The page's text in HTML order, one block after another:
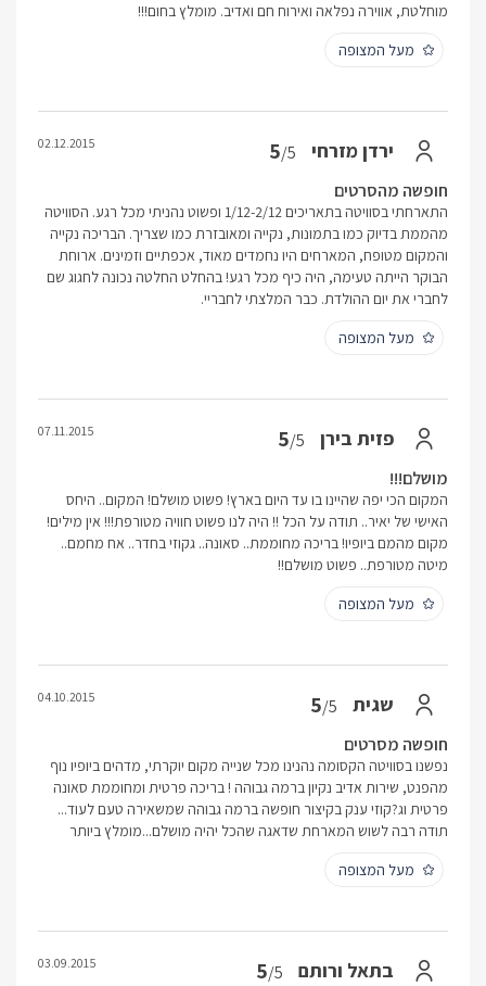
מוחלטת, אווירה נפלאה ואירוח חם ואדיב. מומלץ בחום!!!
מעל המצופה
ירדן מזרחי 5/5
02.12.2015
חופשה מהסרטים
התארחתי בסוויטה בתאריכים 1/12-2/12 ופשוט נהניתי מכל רגע. הסוויטה
מהממת בדיוק כמו בתמונות, נקייה ומאובזרת כמו שצריך. הבריכה נקייה
והמקום מטופח, המארחים היו נחמדים מאוד, אכפתיים וזמינים. ארוחת
הבוקר הייתה טעימה, היה כיף מכל רגע! בהחלט החלטה נכונה לחגוג שם
לחברי את יום ההולדת. כבר המלצתי לחבריי.
מעל המצופה
פזית בירן 5/5
07.11.2015
מושלם!!!
המקום הכי יפה שהיינו בו עד היום בארץ! פשוט מושלם! המקום.. היחס
האישי של יאיר.. תודה על הכל !! היה לנו פשוט חוויה מטורפת!!! אין מילים!
מקום מהמם ביופיו! בריכה מחוממת.. סאונה.. גקוזי בחדר.. אח מחמם..
מיטה מטורפת.. פשוט מושלם!!
מעל המצופה
שגית 5/5
04.10.2015
חופשה מסרטים
נפשנו בסוויטה הקסומה נהנינו מכל שנייה מקום יוקרתי, מדהים ביופיו נוף
מהפנט, שירות אדיב נקיון ברמה גבוהה ! בריכה פרטית ומחוממת סאונה
פרטית וג?קוזי ענק בקיצור חופשה ברמה גבוהה שמשאירה טעם לעוד...
תודה רבה לשוש המארחת שדאגה שהכל יהיה מושלם...מומלץ ביותר
מעל המצופה
בתאל ורותם 5/5
03.09.2015